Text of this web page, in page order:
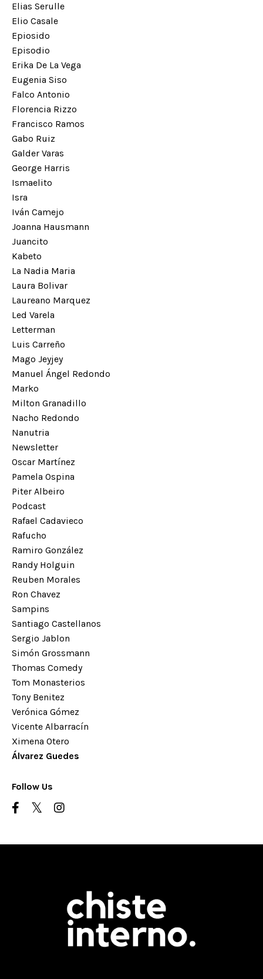
Elias Serulle
Elio Casale
Epiosido
Episodio
Erika De La Vega
Eugenia Siso
Falco Antonio
Florencia Rizzo
Francisco Ramos
Gabo Ruiz
Galder Varas
George Harris
Ismaelito
Isra
Iván Camejo
Joanna Hausmann
Juancito
Kabeto
La Nadia Maria
Laura Bolivar
Laureano Marquez
Led Varela
Letterman
Luis Carreño
Mago Jeyjey
Manuel Ángel Redondo
Marko
Milton Granadillo
Nacho Redondo
Nanutria
Newsletter
Oscar Martínez
Pamela Ospina
Piter Albeiro
Podcast
Rafael Cadavieco
Rafucho
Ramiro González
Randy Holguin
Reuben Morales
Ron Chavez
Sampins
Santiago Castellanos
Sergio Jablon
Simón Grossmann
Thomas Comedy
Tom Monasterios
Tony Benitez
Verónica Gómez
Vicente Albarracín
Ximena Otero
Álvarez Guedes
Follow Us